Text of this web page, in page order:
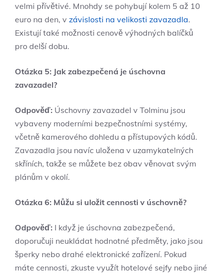
velmi přívětivé. Mnohdy se pohybují kolem 5 až 10
euro na den, v závislosti na velikosti zavazadla.
Existují také možnosti cenově výhodných balíčků
pro delší dobu.
Otázka 5: Jak zabezpečená je úschovna
zavazadel?
Odpověď: Úschovny zavazadel v Tolminu jsou
vybaveny moderními bezpečnostními systémy,
včetně kamerového dohledu a přístupových kódů.
Zavazadla jsou navíc uložena v uzamykatelných
skříních, takže se můžete bez obav věnovat svým
plánům v okolí.
Otázka 6: Můžu si uložit cennosti v úschovně?
Odpověď: I když je úschovna zabezpečená,
doporučuji neukládat hodnotné předměty, jako jsou
šperky nebo drahé elektronické zařízení. Pokud
máte cennosti, zkuste využít hotelové sejfy nebo jiné